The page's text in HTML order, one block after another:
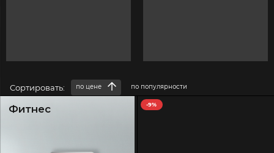
Сортировать: по цене по популярности
Фитнес -9%